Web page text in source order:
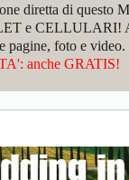
diretta di questo
e CELLULARI!
pagine, foto e video.
anche GRATIS!